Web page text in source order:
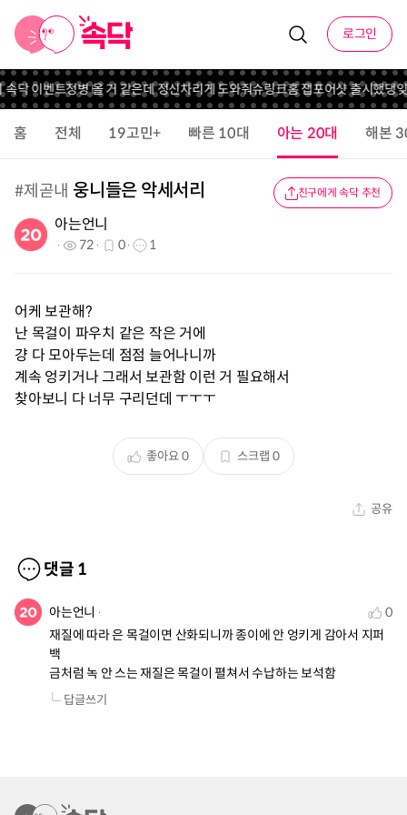
로그인
닥 이벤트정병 올 거 같은데 정신차리게 도와줘슈링크홈 잽포어샷 출시했댕
홈 전체 19고민+ 빠른 10대 아는 20대 해본
#제곧내 웅니들은 악세서리 친구에게 속닥 추천
아는언니
72 0 1
어케 보관해?
난 목걸이 파우치 같은 작은 거에
걍 다 모아두는데 점점 늘어나니까
계속 엉키거나 그래서 보관함 이런 거 필요해서
찾아보니 다 너무 구리던데 ㅜㅜㅜ
좋아요0 스크랩 0
공유
댓글 1
아는언니
0
재질에 따라 은 목걸이면 산화되니까 종이에 안 엉키게 감아서 지퍼
백
금처럼 녹 안 스는 재질은 목걸이 펼쳐서 수납하는 보석함
답글쓰기